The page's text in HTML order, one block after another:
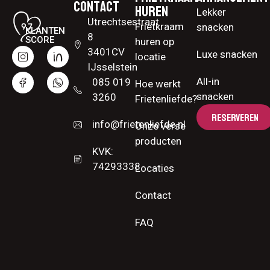
KLANTEN
SCORE
Contact
Utrechtsestraat
8
3401CV
IJsselstein
085 019
3260
info@frietenliefde.nl
KVK:
74293338
huren
Frietkraam
huren op
locatie
Hoe werkt
Frietenliefde?
Onze verse
producten
Locaties
Contact
FAQ
Lekker
snacken
Luxe snacken
All-in
snacken
RESERVEREN